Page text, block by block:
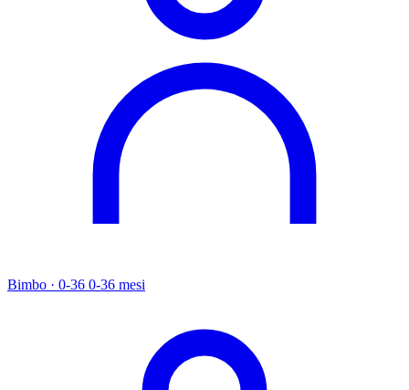
Bimbo · 0-36 0-36 mesi